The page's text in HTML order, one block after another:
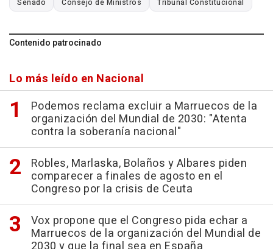
Senado Consejo de Ministros Tribunal Constitucional
Contenido patrocinado
Lo más leído en Nacional
Podemos reclama excluir a Marruecos de la
organización del Mundial de 2030: "Atenta
contra la soberanía nacional"
Robles, Marlaska, Bolaños y Albares piden
comparecer a finales de agosto en el
Congreso por la crisis de Ceuta
Vox propone que el Congreso pida echar a
Marruecos de la organización del Mundial de